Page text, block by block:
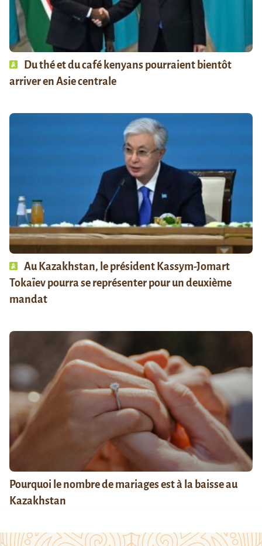
Du thé et du café kenyans pourraient bientôt
arriver en Asie centrale
Au Kazakhstan, le président Kassym-Jomart
Tokaïev pourra se représenter pour un deuxième
mandat
Pourquoi le nombre de mariages est à la baisse au
Kazakhstan